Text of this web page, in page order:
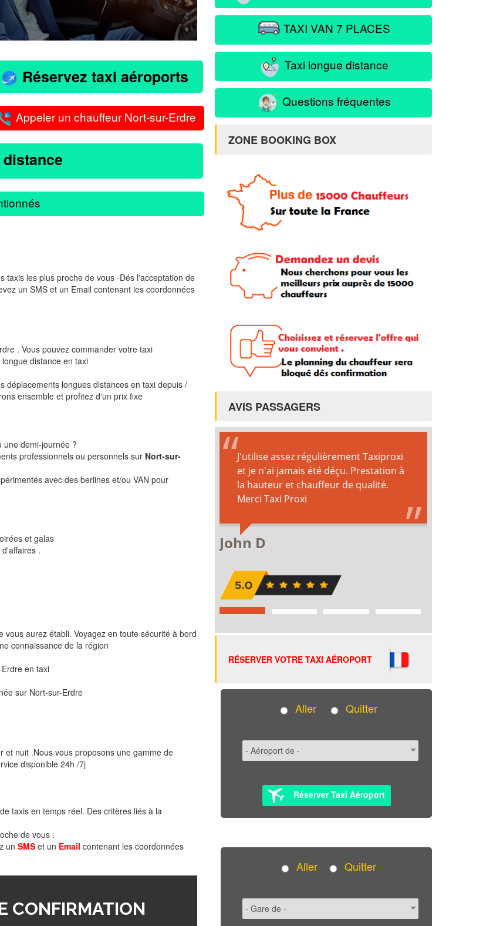
Réservez taxi aéroports
Appeler un chauffeur Nort-sur-Erdre
taxis les plus proche de vous -Dés l'acceptation de
un SMS et un Email contenant les coordonnées
. Vous pouvez commander votre taxi
distance en taxi
déplacements longues distances en taxi depuis /
ensemble et profitez d'un prix fixe
une demi-journée ?
professionnels ou personnels sur Nort-sur-
avec des berlines et/ou VAN pour
et galas
.
aurez établi. Voyagez en toute sécurité à bord
connaissance de la région
en taxi
sur Nort-sur-Erdre
et nuit .Nous vous proposons une gamme de
disponible 24h /7j
taxis en temps réel. Des critères liés à la
de vous .
un SMS et un Email contenant les coordonnées
CONFIRMATION
TAXI VAN 7 PLACES
Taxi longue distance
Questions fréquentes
ZONE BOOKING BOX
AVIS PASSAGERS
RÉSERVER VOTRE TAXI AÉROPORT
Aller Quitter
Réserver Taxi Aéroport
Aller Quitter